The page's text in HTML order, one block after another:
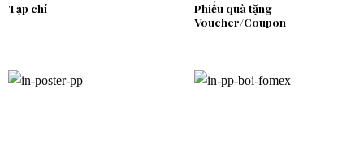
Tạp chí
Phiếu quà tặng
Voucher/Coupon